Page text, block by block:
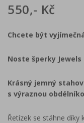
550,- Kč
Chcete být
Noste šperky Jewels
Krásný jemný
s výraznou
Řetízek se stáhne díky